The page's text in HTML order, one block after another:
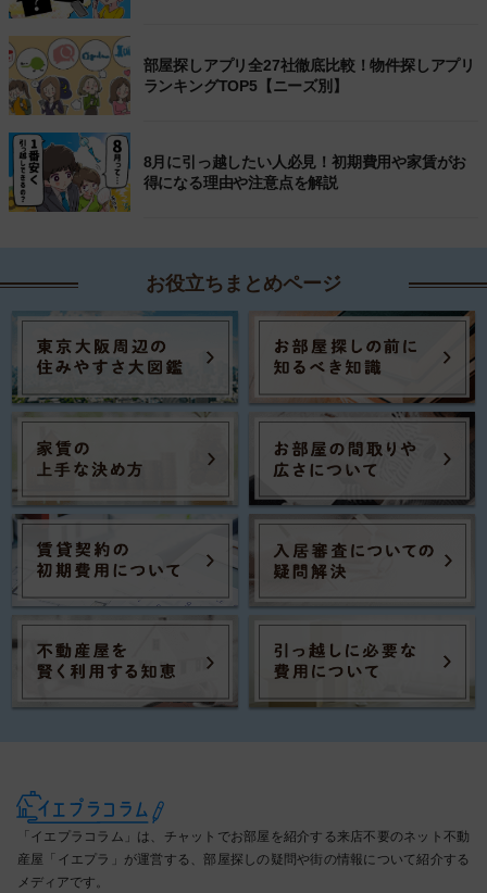
部屋探しアプリ全27社徹底比較！物件探しアプリ
ランキングTOP5【ニーズ別】
8月に引っ越したい人必見！初期費用や家賃がお
得になる理由や注意点を解説
お役立ちまとめページ
「イエプラコラム」は、チャットでお部屋を紹介する来店不要のネット不動
産屋「イエプラ」が運営する、部屋探しの疑問や街の情報について紹介する
メディアです。